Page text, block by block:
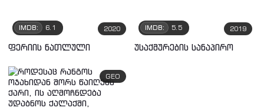
2020
IMDB: 6.1
ფერიის ნათლული
2019
IMDB: 5.5
უსაქმურების სანაპირო
GEO